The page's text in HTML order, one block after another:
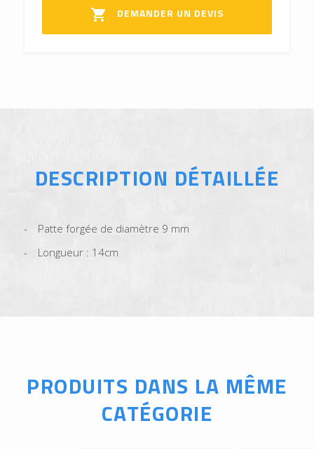
 DEMANDER UN DEVIS
DESCRIPTION DÉTAILLÉE
Patte forgée de diamètre 9 mm
Longueur : 14cm
PRODUITS DANS LA MÊME
CATÉGORIE